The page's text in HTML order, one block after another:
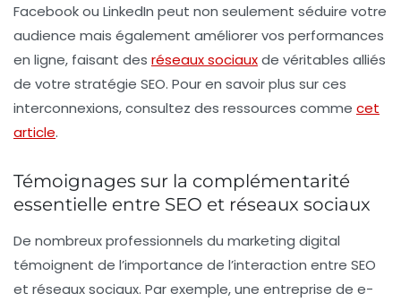
Facebook ou LinkedIn peut non seulement séduire votre
audience mais également améliorer vos performances
en ligne, faisant des réseaux sociauxde véritables alliés
de votre stratégie SEO. Pour en savoir plus sur ces
interconnexions, consultez des ressources comme cet
article.
Témoignages sur la complémentarité
essentielle entre SEO et réseaux sociaux
De nombreux professionnels du marketing digital
témoignent de l’importance de l’interaction entre SEO
et réseaux sociaux. Par exemple, une entreprise de e-